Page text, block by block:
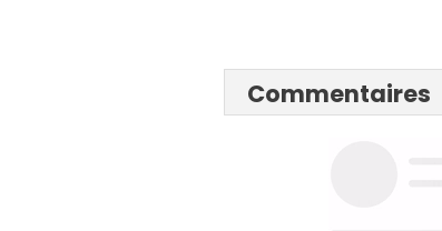
Commentaires